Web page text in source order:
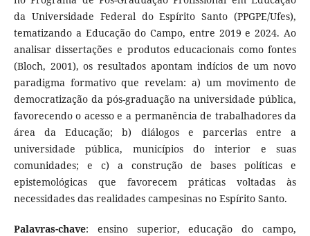
da Universidade Federal do Espírito Santo (PPGPE/Ufes),
tematizando a Educação do Campo, entre 2019 e 2024. Ao
analisar dissertações e produtos educacionais como fontes
(Bloch, 2001), os resultados apontam indícios de um novo
paradigma formativo que revelam: a) um movimento de
democratização da pós-graduação na universidade pública,
favorecendo o acesso e a permanência de trabalhadores da
área da Educação; b) diálogos e parcerias entre a
universidade pública, municípios do interior e suas
comunidades; e c) a construção de bases políticas e
epistemológicas que favorecem práticas voltadas às
necessidades das realidades campesinas no Espírito Santo.
Palavras-chave: ensino superior, educação do campo,